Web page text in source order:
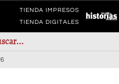
TIENDA IMPRESOS
TIENDA DIGITALES